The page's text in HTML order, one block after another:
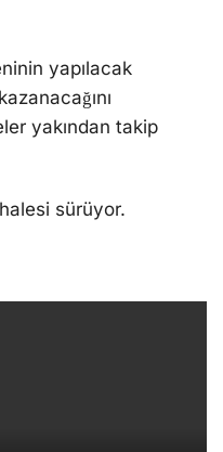
yapılacak
yakından takip
sürüyor.